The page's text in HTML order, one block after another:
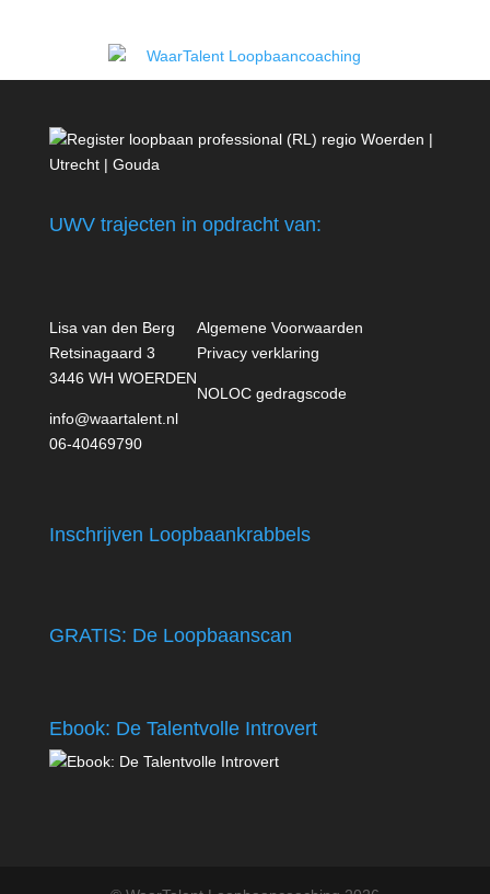
UWV trajecten in opdracht van:
Lisa van den Berg
Retsinagaard 3
3446 WH WOERDEN
info@waartalent.nl
06-40469790
Algemene Voorwaarden
Privacy verklaring
NOLOC gedragscode
Inschrijven Loopbaankrabbels
GRATIS: De Loopbaanscan
Ebook: De Talentvolle Introvert